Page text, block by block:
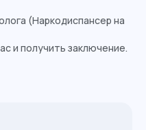
(Наркодиспансер на
и получить заключение.